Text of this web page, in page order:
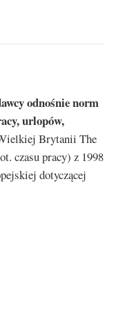
odnośnie norm
urlopów,
Brytanii The
czasu pracy) z 1998
dotyczącej